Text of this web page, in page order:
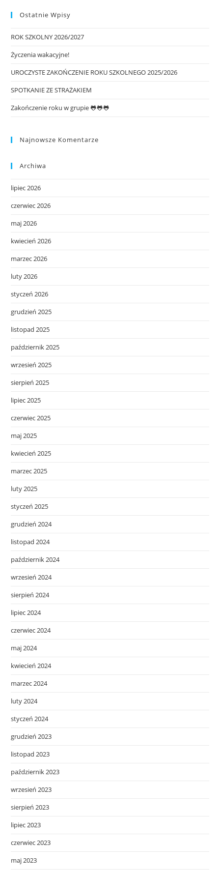
Ostatnie Wpisy
ROK SZKOLNY 2026/2027
Życzenia wakacyjne!
UROCZYSTE ZAKOŃCZENIE ROKU SZKOLNEGO 2025/2026
SPOTKANIE ZE STRAŻAKIEM
Zakończenie roku w grupie 🐸🐸🐸
Najnowsze Komentarze
Archiwa
lipiec 2026
czerwiec 2026
maj 2026
kwiecień 2026
marzec 2026
luty 2026
styczeń 2026
grudzień 2025
listopad 2025
październik 2025
wrzesień 2025
sierpień 2025
lipiec 2025
czerwiec 2025
maj 2025
kwiecień 2025
marzec 2025
luty 2025
styczeń 2025
grudzień 2024
listopad 2024
październik 2024
wrzesień 2024
sierpień 2024
lipiec 2024
czerwiec 2024
maj 2024
kwiecień 2024
marzec 2024
luty 2024
styczeń 2024
grudzień 2023
listopad 2023
październik 2023
wrzesień 2023
sierpień 2023
lipiec 2023
czerwiec 2023
maj 2023